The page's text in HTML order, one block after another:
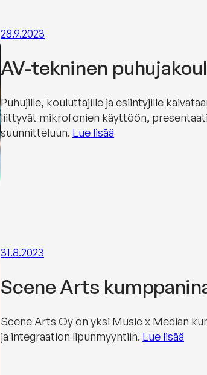
28.9.2023
AV-tekninen
Puhujille, kouluttajille ja esiintyjille
liittyvät mikrofonien käyttöön,
suunnitteluun. Lue lisää
31.8.2023
Scene Arts
Scene Arts Oy on yksi Music x Median
ja integraation lipunmyyntiin. Lue lisää